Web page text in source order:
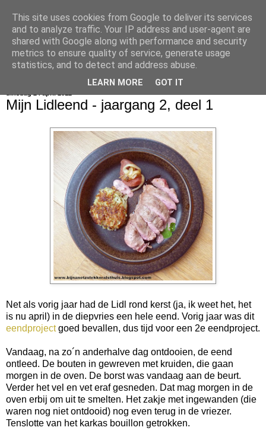
bijna net zo lekker als thuis
Mijn Lidleend - jaargang 2, deel 1
Net als vorig jaar had de Lidl rond kerst (ja, ik weet het, het
is nu april) in de diepvries een hele eend. Vorig jaar was dit
eendprojectgoed bevallen, dus tijd voor een 2e eendproject.
Vandaag, na zo´n anderhalve dag ontdooien, de eend
ontleed. De bouten in gewreven met kruiden, die gaan
morgen in de oven. De borst was vandaag aan de beurt.
Verder het vel en vet eraf gesneden. Dat mag morgen in de
oven erbij om uit te smelten. Het zakje met ingewanden (die
waren nog niet ontdooid) nog even terug in de vriezer.
Tenslotte van het karkas bouillon getrokken.
This site uses cookies from Google to deliver its services
and to analyze traffic. Your IP address and user-agent are
shared with Google along with performance and security
metrics to ensure quality of service, generate usage
statistics, and to detect and address abuse.
LEARN MORE GOT IT